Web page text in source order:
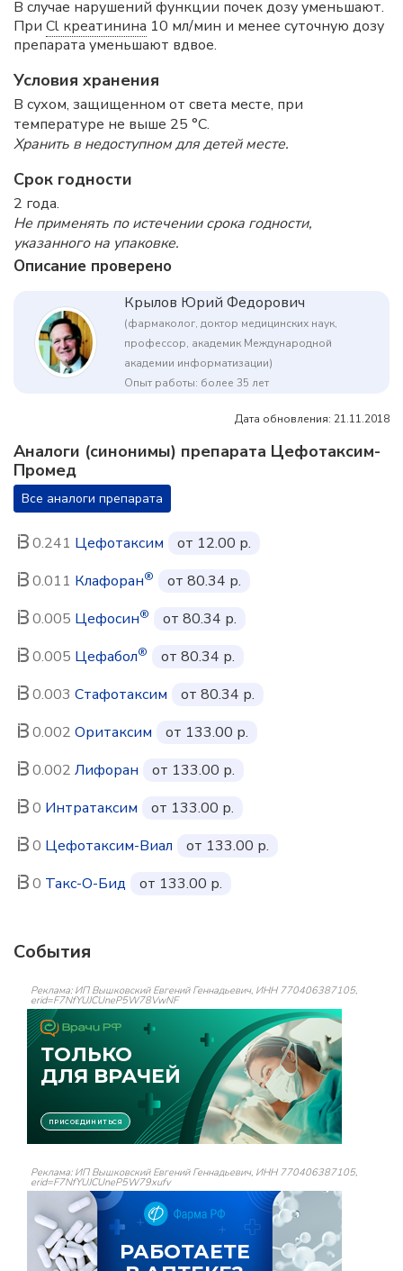
В случае нарушений функции почек дозу уменьшают.
При Cl креатинина 10 мл/мин и менее суточную дозу
препарата уменьшают вдвое.
Условия хранения
В сухом, защищенном от света месте, при
температуре не выше 25 °C.
Хранить в недоступном для детей месте.
Срок годности
2 года.
Не применять по истечении срока годности,
указанного на упаковке.
Описание проверено
Крылов Юрий Федорович
(фармаколог, доктор медицинских наук,
профессор, академик Международной
академии информатизации)
Опыт работы: более 35 лет
Дата обновления: 21.11.2018
Аналоги (синонимы) препарата Цефотаксим-
Промед
Все аналоги препарата
0.241 Цефотаксим
от 12.00 р.
0.011 Клафоран®
от 80.34 р.
0.005 Цефосин®
от 80.34 р.
0.005 Цефабол®
от 80.34 р.
0.003 Стафотаксим
от 80.34 р.
0.002 Оритаксим
от 133.00 р.
0.002 Лифоран
от 133.00 р.
0 Интратаксим
от 133.00 р.
0 Цефотаксим-Виал
от 133.00 р.
0 Такс-О-Бид от 133.00 р.
События
Реклама: ИП Вышковский Евгений Геннадьевич, ИНН 770406387105,
erid=F7NfYUJCUneP5W78VwNF
Реклама: ИП Вышковский Евгений Геннадьевич, ИНН 770406387105,
erid=F7NfYUJCUneP5W79xufv